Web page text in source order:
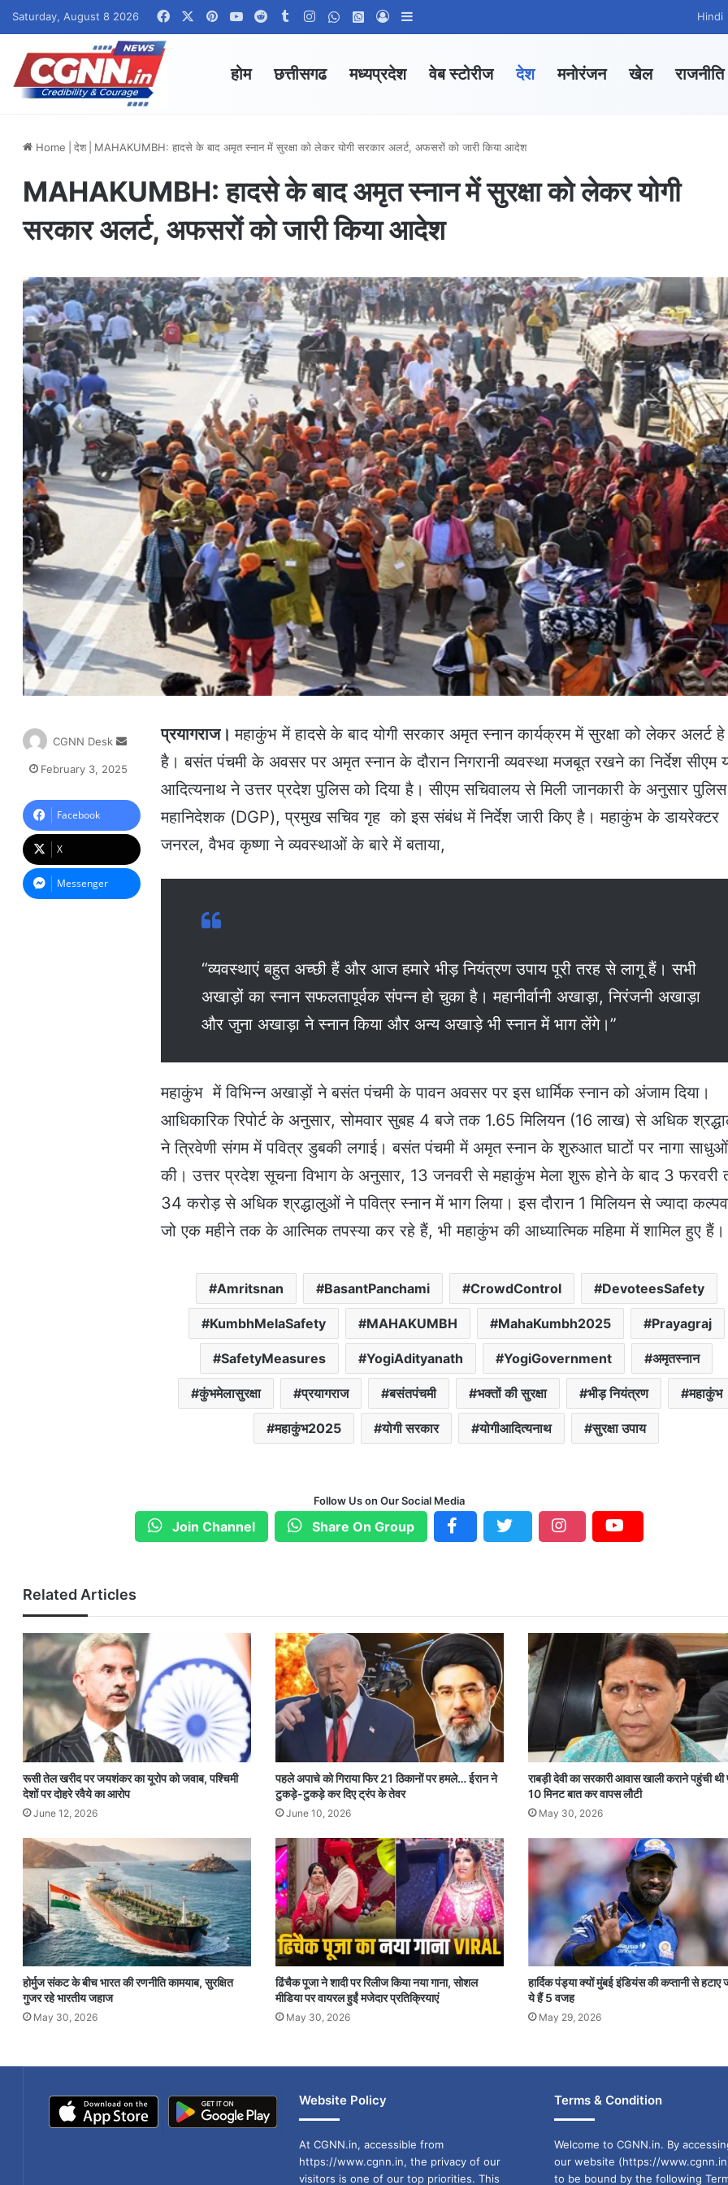
Saturday, August 8 2026 FacebookPinterestYouTubeRedditTumblrInstagramWhatsApp Channel
WhatsApp Group
Log In Hindi
होम छत्तीसगढ मध्यप्रदेश वेब स्टोरीज देश मनोरंजन खेल राजनीति
Home देश MAHAKUMBH: हादसे के बाद अमृत स्नान में सुरक्षा को लेकर योगी सरकार अलर्ट, अफसरों को जारी किया आदेश
MAHAKUMBH: हादसे के बाद अमृत स्नान में सुरक्षा को लेकर योगी
सरकार अलर्ट, अफसरों को जारी किया आदेश
प्रयागराज।महाकुंभ में हादसे के बाद योगी सरकार अमृत स्नान कार्यक्रम में सुरक्षा को लेकर अलर्ट
है। बसंत पंचमी के अवसर पर अमृत स्नान के दौरान निगरानी व्यवस्था मजबूत रखने का निर्देश सीएम
आदित्यनाथ ने उत्तर प्रदेश पुलिस को दिया है। सीएम सचिवालय से मिली जानकारी के अनुसार पुलिस
महानिदेशक (DGP), प्रमुख सचिव गृह को इस संबंध में निर्देश जारी किए है। महाकुंभ के डायरेक्टर
जनरल, वैभव कृष्णा ने व्यवस्थाओं के बारे में बताया,
“व्यवस्थाएं बहुत अच्छी हैं और आज हमारे भीड़ नियंत्रण उपाय पूरी तरह से लागू हैं। सभी
अखाड़ों का स्नान सफलतापूर्वक संपन्न हो चुका है। महानीर्वानी अखाड़ा, निरंजनी अखाड़ा
और जुना अखाड़ा ने स्नान किया और अन्य अखाड़े भी स्नान में भाग लेंगे।”
महाकुंभ में विभिन्न अखाड़ों ने बसंत पंचमी के पावन अवसर पर इस धार्मिक स्नान को अंजाम दिया।
आधिकारिक रिपोर्ट के अनुसार, सोमवार सुबह 4 बजे तक 1.65 मिलियन (16 लाख) से अधिक
ने त्रिवेणी संगम में पवित्र डुबकी लगाई। बसंत पंचमी में अमृत स्नान के शुरुआत घाटों पर नागा
की। उत्तर प्रदेश सूचना विभाग के अनुसार, 13 जनवरी से महाकुंभ मेला शुरू होने के बाद 3 फरवरी
34 करोड़ से अधिक श्रद्धालुओं ने पवित्र स्नान में भाग लिया। इस दौरान 1 मिलियन से ज्यादा
जो एक महीने तक के आत्मिक तपस्या कर रहे हैं, भी महाकुंभ की आध्यात्मिक महिमा में शामिल हुए हैं।
Amritsnan BasantPanchami CrowdControl DevoteesSafety
KumbhMelaSafety MAHAKUMBH MahaKumbh2025 Prayagraj
SafetyMeasures YogiAdityanath YogiGovernment अमृतस्नान
कुंभमेलासुरक्षा प्रयागराज बसंतपंचमी भक्तों की सुरक्षा भीड़ नियंत्रण महाकुंभ
महाकुंभ2025 योगी सरकार योगीआदित्यनाथ सुरक्षा उपाय
CGNN Desk
n
m
February 3, 2025
Facebook
X
Messenger
Follow Us on Our Social Media
Join Channel Share On Group
Related Articles
रूसी तेल खरीद पर जयशंकर का यूरोप को जवाब, पश्चिमी
देशों पर दोहरे रवैये का आरोप
June 12, 2026
पहले अपाचे को गिराया फिर 21 ठिकानों पर हमले… ईरान ने
टुकड़े-टुकड़े कर दिए ट्रंप के तेवर
June 10, 2026
राबड़ी देवी का सरकारी आवास खाली कराने पहुंची
10 मिनट बात कर वापस लौटी
May 30, 2026
होर्मुज संकट के बीच भारत की रणनीति कामयाब, सुरक्षित
गुजर रहे भारतीय जहाज
May 30, 2026
ढिंचैक पूजा ने शादी पर रिलीज किया नया गाना, सोशल
मीडिया पर वायरल हुईं मजेदार प्रतिक्रियाएं
May 30, 2026
हार्दिक पंड्या क्यों मुंबई इंडियंस की कप्तानी से हटाए
ये हैं 5 वजह
May 29, 2026
Website Policy
At CGNN.in, accessible from
https://www.cgnn.in, the privacy of our
visitors is one of our top priorities. This
Terms & Condition
Welcome to CGNN.in. By
our website (https://
to be bound by the following